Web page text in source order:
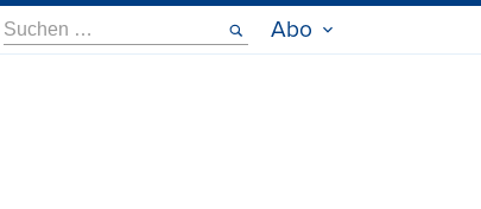
Suche
nach:
Abo